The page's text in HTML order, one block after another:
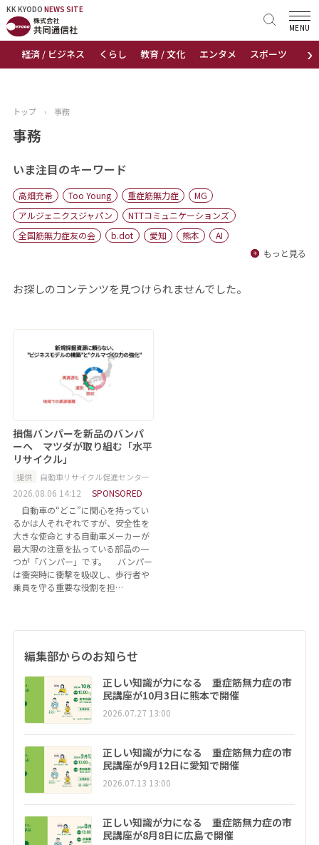
KK KYODO NEWS SITE
›
経済 / ビジネス くらし 教育 / 文化 エンタメ スポーツ 地域
MENU
KK KYODONEWS SITE
トップページ
ニュース
おすすめコンテンツ
出版物
会社概要
トップ › 事務
事務
いま注目のキーワード
高畑充希 Too Young 重症筋無力症
MG
アルジェニクスジャパン
NTTコミュニケーションズ
全国筋無力症友の会
b.dot 愛知 熊本
AI
もっと見る
お探しのコンテンツを見つけられませんでした。
損傷バンパーを新品のバンパ
ーへ マツダが取り組む「水平
リサイクル」
提供 自動車リサイクル促進センター
2026.08.06 14:12
SPONSORED
自動車の“どこ”に関心を持ってい
るかは人それぞれですが、安全性を
大きな使命とする自動車メーカーが
最大限の注意を払っている部品の一
つが「バンパー」です。 バンパー
は衝突時に衝撃を吸収し、歩行者や
乗員を守る重要な役割を担…
編集部からのお知らせ
正しい知識が力になる 重症筋無力症の市
民講座が10月3日に熊本で開催
2026.07.27 13:00
正しい知識が力になる 重症筋無力症の市
民講座が9月12日に愛知で開催
2026.07.13 13:00
正しい知識が力になる 重症筋無力症の市
民講座が8月8日に広島で開催